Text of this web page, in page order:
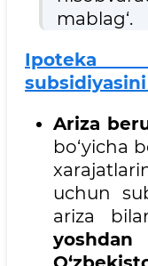
mablag‘.
Ipoteka
Ariza
bo‘yicha
uchun
ariza
yoshdan